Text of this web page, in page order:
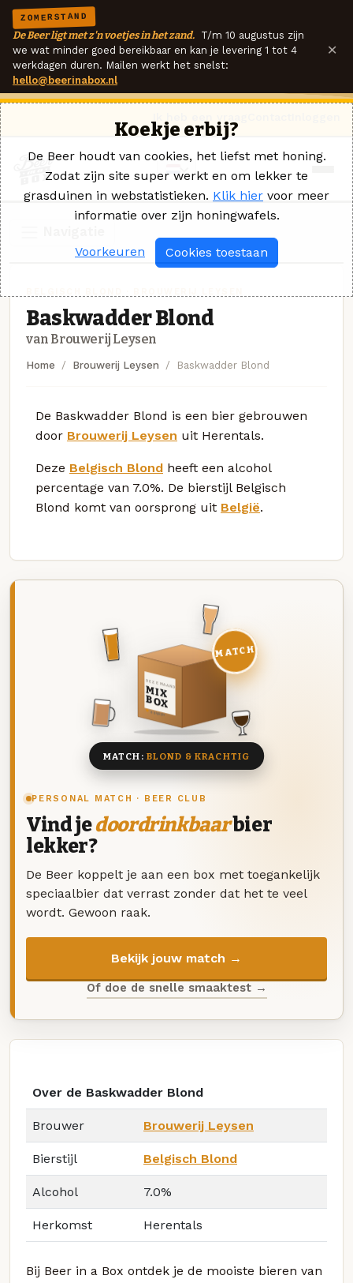
ZOMERSTAND
De Beer ligt met z'n voetjes in het zand. T/m 10 augustus zijn
we wat minder goed bereikbaar en kan je levering 1 tot 4
werkdagen duren. Mailen werkt het snelst:
hello@beerinabox.nl
×
Baskwadder Blond
van Brouwerij Leysen
Home Brouwerij Leysen Baskwadder Blond
De Baskwadder Blond is een bier gebrouwen
door Brouwerij Leysen uit Herentals.
Deze Belgisch Blond heeft een alcohol
percentage van 7.0%. De bierstijl Belgisch
Blond komt van oorsprong uit België.
PERSONAL MATCH · BEER CLUB
Vind jedoordrinkbaarbier
lekker?
De Beer koppelt je aan een box met toegankelijk
speciaalbier dat verrast zonder dat het te veel
wordt. Gewoon raak.
Bekijk jouw match →
Of doe de snelle smaaktest →
DEZE MAAND
MIX
BOX
8 BIEREN
MATCH
MATCH: BLOND & KRACHTIG
Over de Baskwadder Blond
Brouwer Brouwerij Leysen
Bierstijl Belgisch Blond
Alcohol 7.0%
Herkomst Herentals
Bij Beer in a Box ontdek je de mooiste bieren van
Koekje erbij?
De Beer houdt van cookies, het liefst met honing.
Zodat zijn site super werkt en om lekker te
grasduinen in webstatistieken. Klik hier voor meer
informatie over zijn honingwafels.
Voorkeuren Cookies toestaan